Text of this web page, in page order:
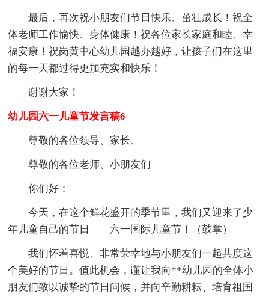
最后，再次祝小朋友们节日快乐、茁壮成长！祝全
体老师工作愉快、身体健康！祝各位家长家庭和睦、幸
福安康！祝岗黄中心幼儿园越办越好，让孩子们在这里
的每一天都过得更加充实和快乐！
谢谢大家！
幼儿园六一儿童节发言稿6
尊敬的各位领导、家长、
尊敬的各位老师、小朋友们
你们好：
今天，在这个鲜花盛开的季节里，我们又迎来了少
年儿童自己的节日——六一国际儿童节！（鼓掌）
我们怀着喜悦、非常荣幸地与小朋友们一起共度这
个美好的节日。值此机会，谨让我向**幼儿园的全体小
朋友们致以诚挚的节日问候，并向辛勤耕耘、培育祖国